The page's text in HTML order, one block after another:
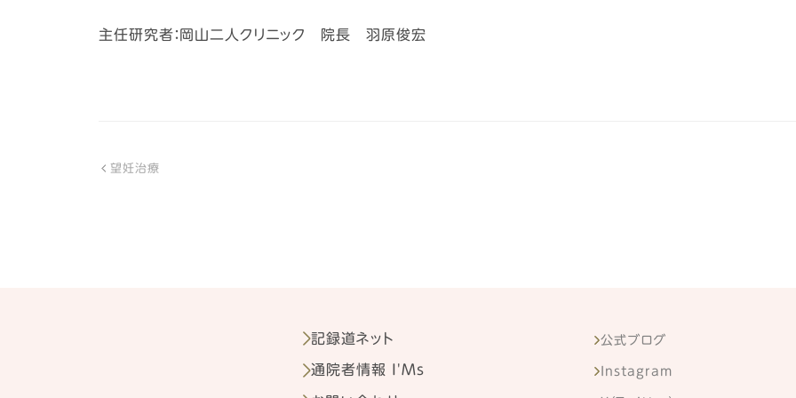
主任研究者：岡山二人クリニック 院長 羽原俊宏
望妊治療
記録道ネット
通院者情報 I'Ms
公式ブログ
Instagram